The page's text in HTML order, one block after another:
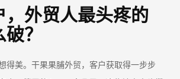
，外贸人最头疼的
？
得美。干果果脯外贸，客户获取得一步步